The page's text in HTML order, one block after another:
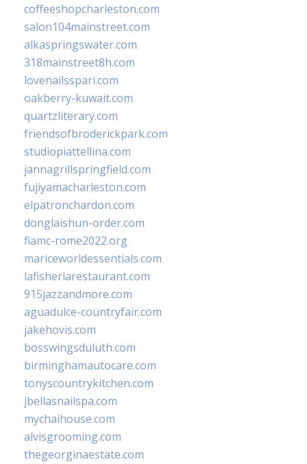
coffeeshopcharleston.com
salon104mainstreet.com
alkaspringswater.com
318mainstreet8h.com
lovenailsspari.com
oakberry-kuwait.com
quartzliterary.com
friendsofbroderickpark.com
studiopiattellina.com
jannagrillspringfield.com
fujiyamacharleston.com
elpatronchardon.com
donglaishun-order.com
fiamc-rome2022.org
mariceworldessentials.com
lafisheriarestaurant.com
915jazzandmore.com
aguadulce-countryfair.com
jakehovis.com
bosswingsduluth.com
birminghamautocare.com
tonyscountrykitchen.com
jbellasnailspa.com
mychaihouse.com
alvisgrooming.com
thegeorginaestate.com